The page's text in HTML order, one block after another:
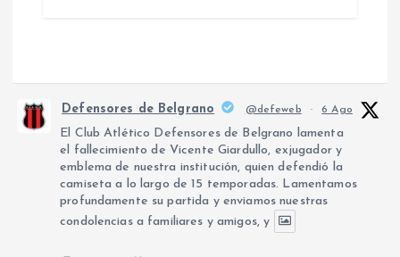
Defensores de Belgrano @defeweb · 6 Ago
El Club Atlético Defensores de Belgrano lamenta
el fallecimiento de Vicente Giardullo, exjugador y
emblema de nuestra institución, quien defendió la
camiseta a lo largo de 15 temporadas. Lamentamos
profundamente su partida y enviamos nuestras
condolencias a familiares y amigos, y